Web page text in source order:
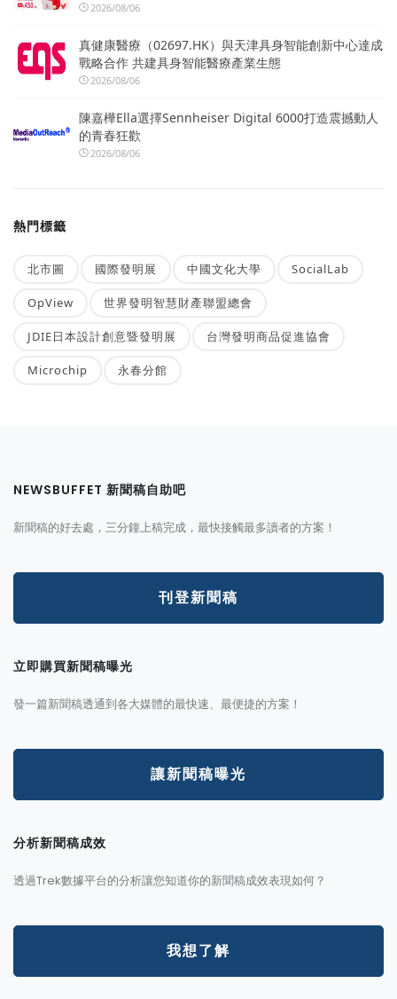
2026/08/06
真健康醫療（02697.HK）與天津具身智能創新中心達成
戰略合作 共建具身智能醫療產業生態
2026/08/06
陳嘉樺Ella選擇Sennheiser Digital 6000打造震撼動人
的青春狂歡
2026/08/06
熱門標籤
北市圖 國際發明展 中國文化大學 SocialLab
OpView 世界發明智慧財產聯盟總會
JDIE日本設計創意暨發明展 台灣發明商品促進協會
Microchip 永春分館
NEWSBUFFET 新聞稿自助吧
新聞稿的好去處，三分鐘上稿完成，最快接觸最多讀者的方案！
刊登新聞稿
立即購買新聞稿曝光
發一篇新聞稿透通到各大媒體的最快速、最便捷的方案！
讓新聞稿曝光
分析新聞稿成效
透過Trek數據平台的分析讓您知道你的新聞稿成效表現如何？
我想了解